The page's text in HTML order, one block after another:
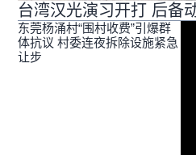
台湾汉光演
东莞杨涌村“围村收费”引爆群
体抗议 村委连夜拆除设施紧急
让步